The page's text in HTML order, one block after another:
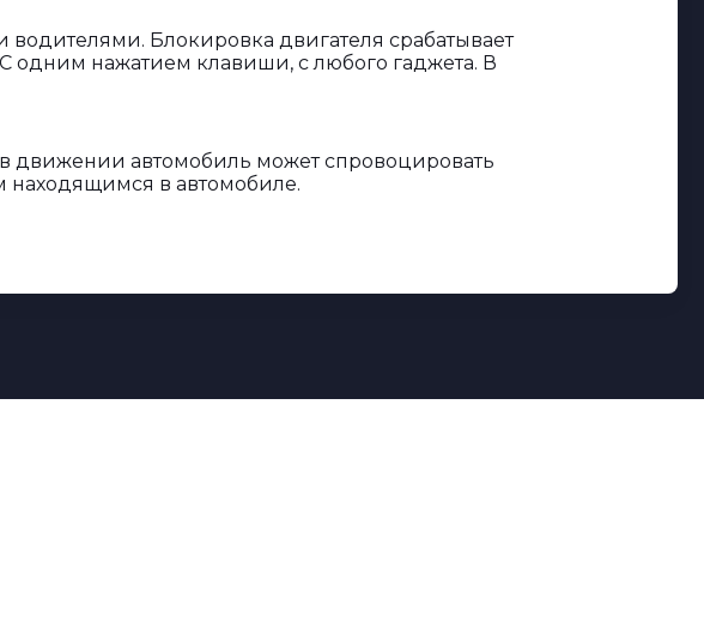
Блокировка двигателя срабатывает
одним нажатием клавиши, с любого гаджета. В
в движении автомобиль может спровоцировать
в автомобиле.